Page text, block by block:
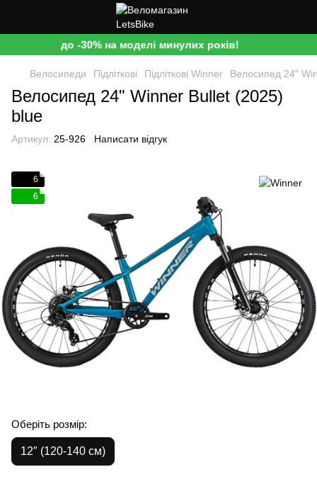
до -30% на моделі минулих років!
Велосипеди Підліткові Підліткові Winner Велосипед 24"
Велосипед 24" Winner Bullet (2025)
blue
Артикул: 25-926 Написати відгук
6
6
Оберіть розмір:
12″ (120-140 см)